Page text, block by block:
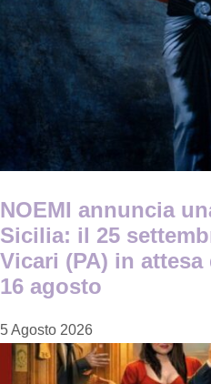
NOEMI annuncia
Sicilia: il 25
Vicari (PA) in
16 agosto
5 Agosto 2026